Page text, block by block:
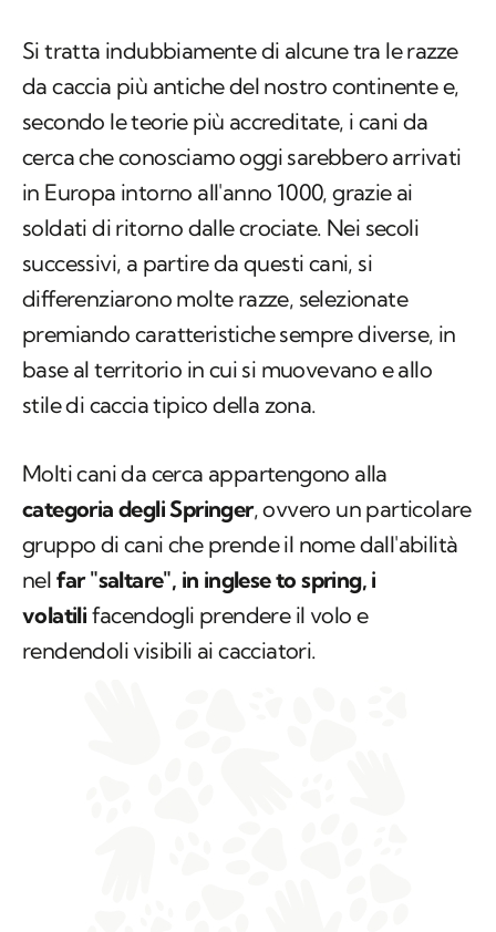
Si tratta indubbiamente di alcune tra le razze
da caccia più antiche del nostro continente e,
secondo le teorie più accreditate, i cani da
cerca che conosciamo oggi sarebbero arrivati
in Europa intorno all'anno 1000, grazie ai
soldati di ritorno dalle crociate. Nei secoli
successivi, a partire da questi cani, si
differenziarono molte razze, selezionate
premiando caratteristiche sempre diverse, in
base al territorio in cui si muovevano e allo
stile di caccia tipico della zona.
Molti cani da cerca appartengono alla
categoria degli Springer, ovvero un particolare
gruppo di cani che prende il nome dall'abilità
nel far "saltare", in ingleseto spring, i
volatili facendogli prendere il volo e
rendendoli visibili ai cacciatori.